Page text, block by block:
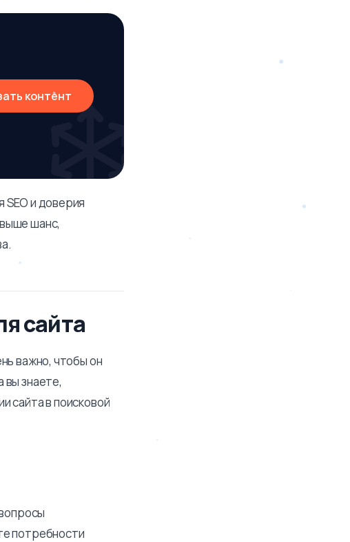
контент
и доверия
шанс,
сайта
важно, чтобы он
знаете,
сайта в поисковой
потребности